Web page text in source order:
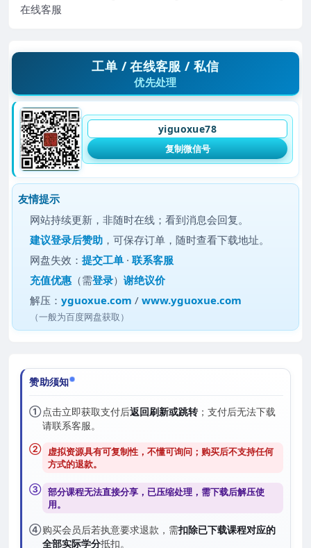
在线客服
工单 / 在线客服 / 私信
优先处理
yiguoxue78
复制微信号
友情提示
网站持续更新，非随时在线；看到消息会回复。
建议登录后赞助 ，可保存订单，随时查看下载地址。
网盘失效：提交工单 ·联系客服
充值优惠 （需登录）谢绝议价
解压：yguoxue.com /www.yguoxue.com
（一般为百度网盘获取）
赞助须知
①点击立即获取支付后返回刷新或跳转；支付后无法下载
请联系客服。
② 虚拟资源具有可复制性，不懂可询问；购买后不支持任何
方式的退款。
③ 部分课程无法直接分享，已压缩处理，需下载后解压使
用。
④购买会员后若执意要求退款，需扣除已下载课程对应的
全部实际学分抵扣。